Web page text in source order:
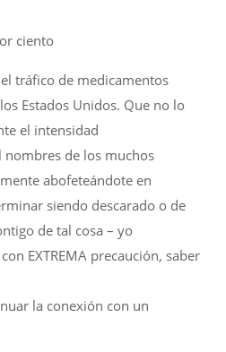
ciento
tráfico de medicamentos
Estados Unidos. Que no lo
el intensidad
nombres de los muchos
abofeteándote en
siendo descarado o de
de tal cosa – yo
EXTREMA precaución, saber
la conexión con un